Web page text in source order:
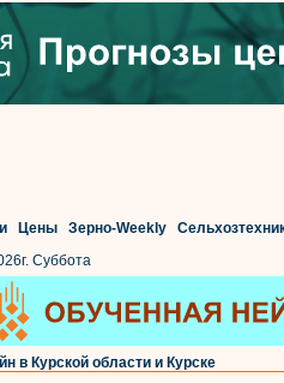
Цены Зерно-Weekly
Суббота
в Курской области и Курске